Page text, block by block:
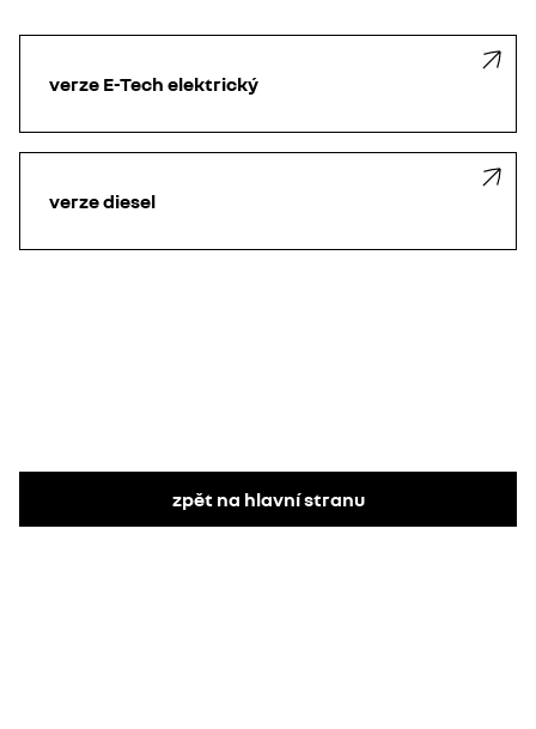
verze E-Tech elektrický​
verze diesel
zpět na hlavní stranu